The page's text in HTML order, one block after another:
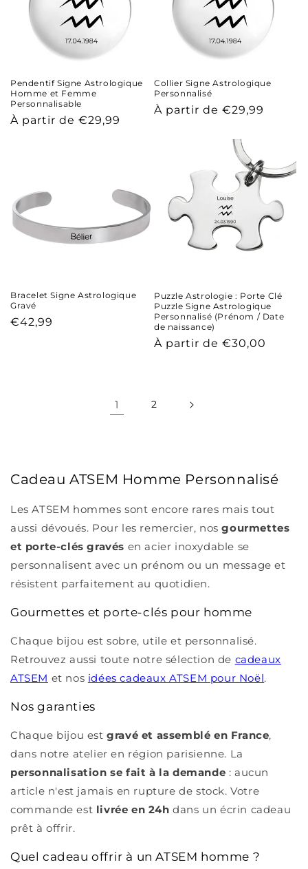
Pendentif Signe Astrologique
Homme et Femme
Personnalisable
Prix
À partir de €29,99
Collier Signe Astrologique
Personnalisé
Prix
À partir de €29,99
Bracelet Signe Astrologique
Gravé
Prix
€42,99
Puzzle Astrologie : Porte Clé
Puzzle Signe Astrologique
Personnalisé (Prénom / Date
de naissance)
Prix
À partir de €30,00
1 2
Cadeau ATSEM Homme Personnalisé
Les ATSEM hommes sont encore rares mais tout
aussi dévoués. Pour les remercier, nosgourmettes
et porte-clés gravés en acier inoxydable se
personnalisent avec un prénom ou un message et
résistent parfaitement au quotidien.
Gourmettes et porte-clés pour homme
Chaque bijou est sobre, utile et personnalisé.
Retrouvez aussi toute notre sélection de cadeaux
ATSEM et nos idées cadeaux ATSEM pour Noël.
Nos garanties
Chaque bijou estgravé et assemblé en France,
dans notre atelier en région parisienne. La
personnalisation se fait à la demande : aucun
article n'est jamais en rupture de stock. Votre
commande est livrée en 24h dans un écrin cadeau
prêt à offrir.
Quel cadeau offrir à un ATSEM homme ?